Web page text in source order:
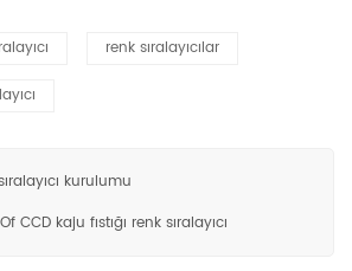
renk sıralayıcılar
kurulumu
CCD kaju fıstığı renk sıralayıcı